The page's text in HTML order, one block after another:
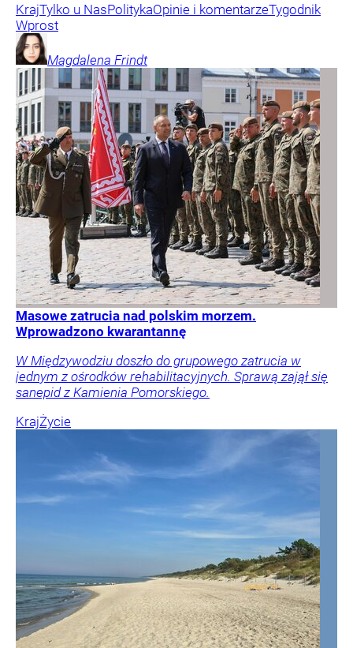
KrajTylko u NasPolitykaOpinie i komentarzeTygodnik
Wprost
Magdalena Frindt
Masowe zatrucia nad polskim morzem.
Wprowadzono kwarantannę
W Międzywodziu doszło do grupowego zatrucia w
jednym z ośrodków rehabilitacyjnych. Sprawą zajął się
sanepid z Kamienia Pomorskiego.
KrajŻycie